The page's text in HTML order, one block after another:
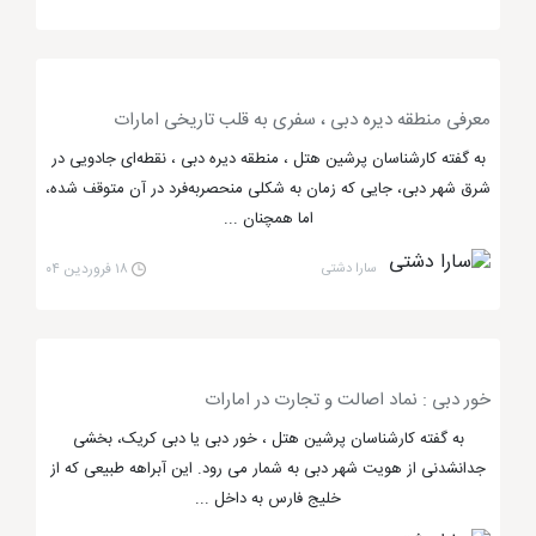
دیگر اجزای این پارک آبی هستند که می توانید بیشترین
بهره را از آن ها ببرید. جزیره های نخلی دبی شامل پالم
جمیرا، پالم جبل علی و پالم دیره می شود که لوکس ترین
این پالم ها، پالم جمیرا است.
پارک آبی وایلد وادی دبی، بهترین در
پارک آبی وایلد وادی دبی را می توان در میان بهترین
پارک های آبی جهان نام برد که از مکان های تفریحی و
گردشگری پر طرفدار دبی به حساب می آید و کیفیتی در بالا
ترین سطح دارد. این پارک آبی، رو باز است و دارای
معرفی منطقه دیره دبی ، سفری به قلب تاریخی امارات
به گفته کارشناسان پرشین هتل ، منطقه دیره دبی ، نقطه‌ای جادویی در
شرق شهر دبی، جایی که زمان به شکلی منحصربه‌فرد در آن متوقف شده،
اما همچنان ...
سارا دشتی ۱۸ فروردین ۰۴
خور دبی : نماد اصالت و تجارت در امارات
به گفته کارشناسان پرشین هتل ، خور دبی یا دبی کریک، بخشی
جدانشدنی از هویت شهر دبی به شمار می رود. این آبراهه طبیعی که از
خلیج فارس به داخل ...